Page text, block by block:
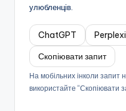
улюбленців.
ChatGPT
Скопіювати запит
На мобільних інколи запит
використайте “Скопіювати